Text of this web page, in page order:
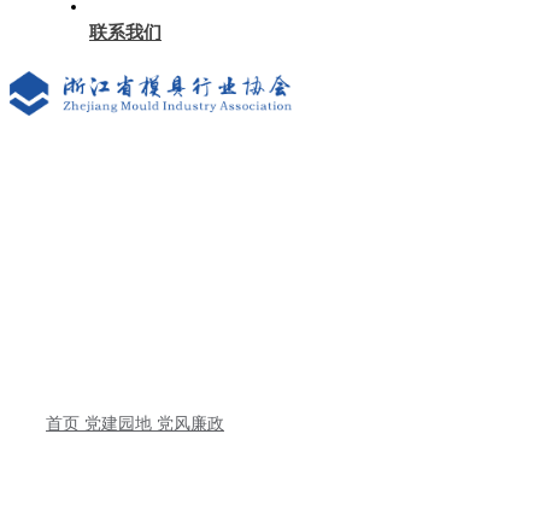
联系我们
首页 党建园地 党风廉政